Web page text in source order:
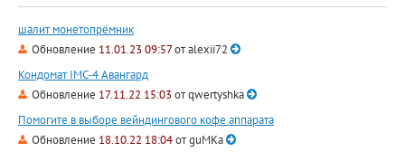
шалит монетопрёмник
Обновление 11.01.23 09:57отalexii72
Кондомат IMC-4 Авангард
Обновление 17.11.22 15:03 отqwertyshka
Помогите в выборе вейндингового кофе аппарата
Обновление 18.10.22 18:04отguMKa